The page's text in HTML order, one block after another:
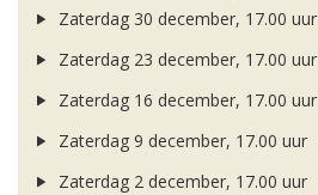
Zaterdag 30 december, 17.00 uur
Zaterdag 23 december, 17.00 uur
Zaterdag 16 december, 17.00 uur
Zaterdag 9 december, 17.00 uur
Zaterdag 2 december, 17.00 uur